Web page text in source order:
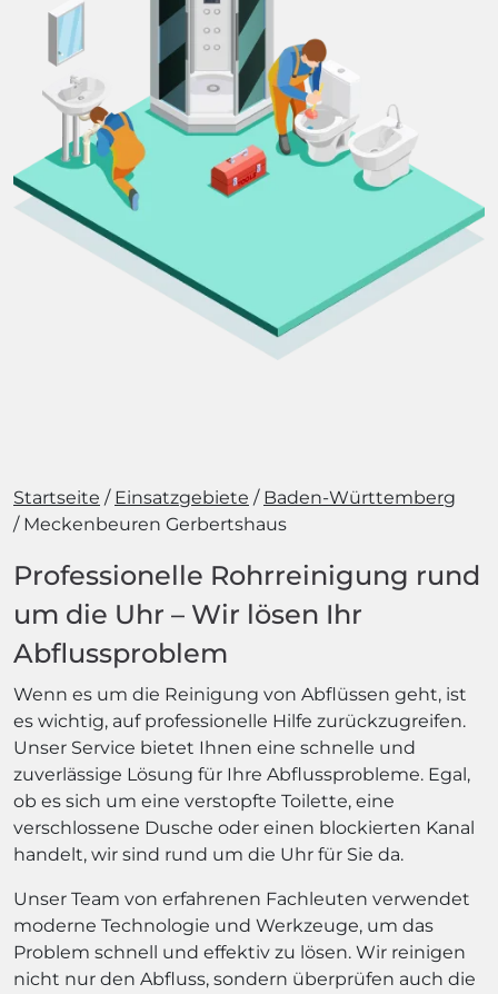
Startseite Einsatzgebiete
Baden-Württemberg
Meckenbeuren Gerbertshaus
Professionelle Rohrreinigung rund
um die Uhr – Wir lösen Ihr
Abflussproblem
Wenn es um die Reinigung von Abflüssen geht, ist
es wichtig, auf professionelle Hilfe zurückzugreifen.
Unser Service bietet Ihnen eine schnelle und
zuverlässige Lösung für Ihre Abflussprobleme. Egal,
ob es sich um eine verstopfte Toilette, eine
verschlossene Dusche oder einen blockierten Kanal
handelt, wir sind rund um die Uhr für Sie da.
Unser Team von erfahrenen Fachleuten verwendet
moderne Technologie und Werkzeuge, um das
Problem schnell und effektiv zu lösen. Wir reinigen
nicht nur den Abfluss, sondern überprüfen auch die